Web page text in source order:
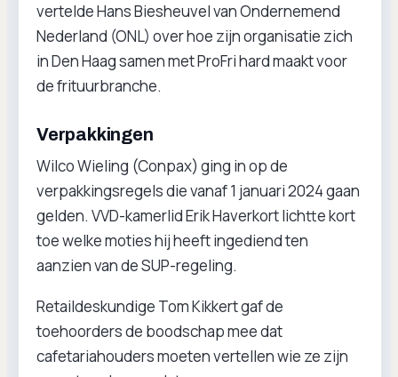
vertelde Hans Biesheuvel van Ondernemend
Nederland (ONL) over hoe zijn organisatie zich
in Den Haag samen met ProFri hard maakt voor
de frituurbranche.
Verpakkingen
Wilco Wieling (Conpax) ging in op de
verpakkingsregels die vanaf 1 januari 2024 gaan
gelden. VVD-kamerlid Erik Haverkort lichtte kort
toe welke moties hij heeft ingediend ten
aanzien van de SUP-regeling.
Retaildeskundige Tom Kikkert gaf de
toehoorders de boodschap mee dat
cafetariahouders moeten vertellen wie ze zijn